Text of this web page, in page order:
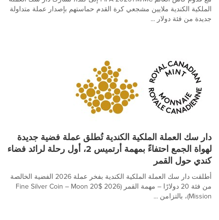
الملكية الكندية ملايين مشجعي كرة القدم حماستهم بإصدار عملة متداولة
جديدة من فئة دولار ...
دار سك العملة الملكية الكندية تُطلق عملة فضية جديدة
لهواة الجمع احتفاءً بمهمة أرتميس 2، أول رحلة لرائد فضاء
كندي حول القمر
أطلقت دار سك العملة الملكية الكندية بفخر عملة 2026 الفضية الخالصة
من فئة 20 دولارًا – مهمة القمر (2026 $20 Fine Silver Coin – Moon
Mission)، بالتزامن ...